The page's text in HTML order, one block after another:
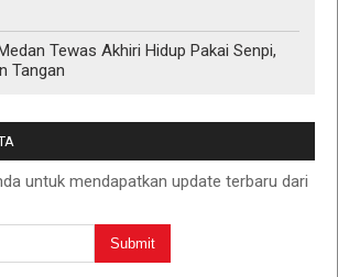
Tewas Akhiri Hidup Pakai Senpi,
Tangan
untuk mendapatkan update terbaru dari